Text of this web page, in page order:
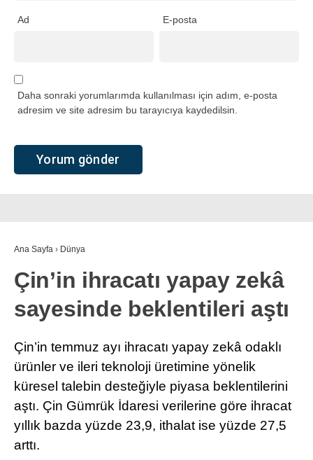
Ad E-posta
Daha sonraki yorumlarımda kullanılması için adım, e-posta
adresim ve site adresim bu tarayıcıya kaydedilsin.
Ana Sayfa › Dünya
Çin’in ihracatı yapay zekâ
sayesinde beklentileri aştı
Çin’in temmuz ayı ihracatı yapay zekâ odaklı
ürünler ve ileri teknoloji üretimine yönelik
küresel talebin desteğiyle piyasa beklentilerini
aştı. Çin Gümrük İdaresi verilerine göre ihracat
yıllık bazda yüzde 23,9, ithalat ise yüzde 27,5
arttı.